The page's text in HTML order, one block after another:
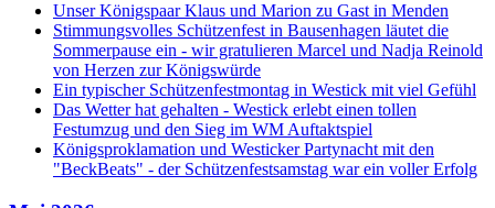
Unser Königspaar Klaus und Marion zu Gast in Menden
Stimmungsvolles Schützenfest in Bausenhagen läutet die
Sommerpause ein - wir gratulieren Marcel und Nadja Reinold
von Herzen zur Königswürde
Ein typischer Schützenfestmontag in Westick mit viel Gefühl
Das Wetter hat gehalten - Westick erlebt einen tollen
Festumzug und den Sieg im WM Auftaktspiel
Königsproklamation und Westicker Partynacht mit den
"BeckBeats" - der Schützenfestsamstag war ein voller Erfolg